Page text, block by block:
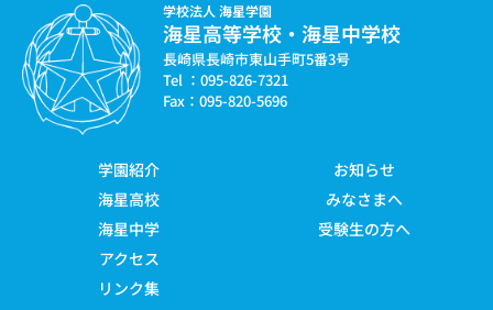
学校法人 海星学園
海星高等学校・海星中学校
長崎県長崎市東山手町5番3号
Tel ：095-826-7321
Fax：095-820-5696
学園紹介
海星高校
海星中学
アクセス
リンク集
お知らせ
みなさまへ
受験生の方へ